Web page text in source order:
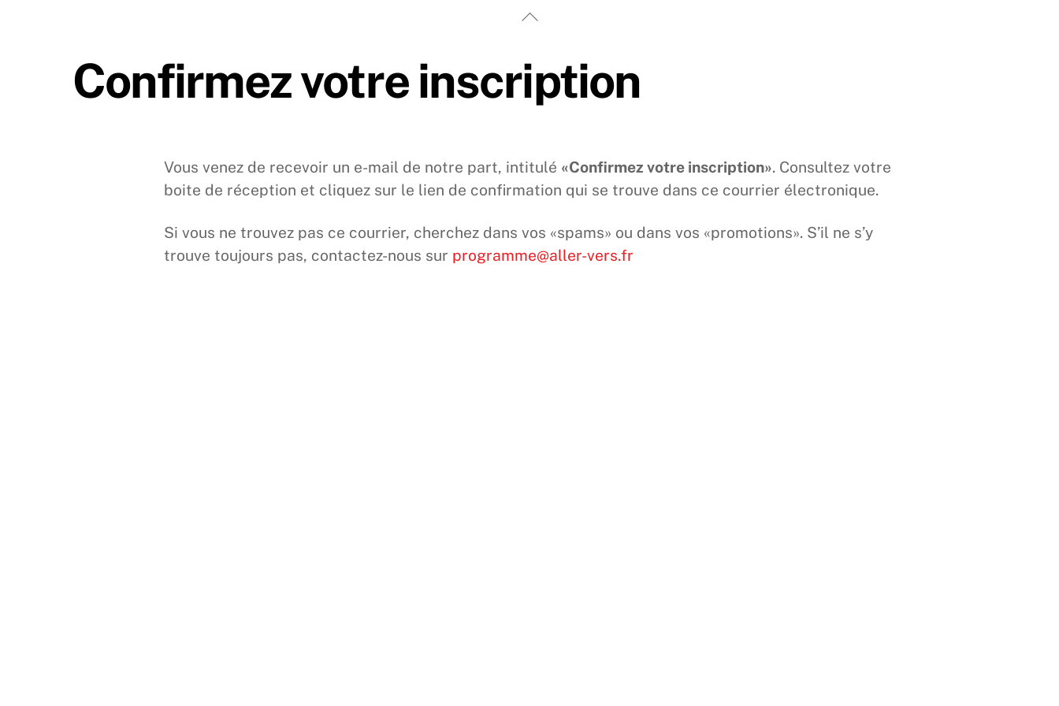
Confirmez votre inscription
Vous venez de recevoir un e-mail de notre part, intitulé «Confirmez votre inscription». Consultez votre
boite de réception et cliquez sur le lien de confirmation qui se trouve dans ce courrier électronique.
Si vous ne trouvez pas ce courrier, cherchez dans vos «spams» ou dans vos «promotions». S’il ne s’y
trouve toujours pas, contactez-nous sur programme@aller-vers.fr
Back
Top